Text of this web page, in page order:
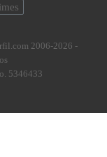
2006-2026 -
5346433